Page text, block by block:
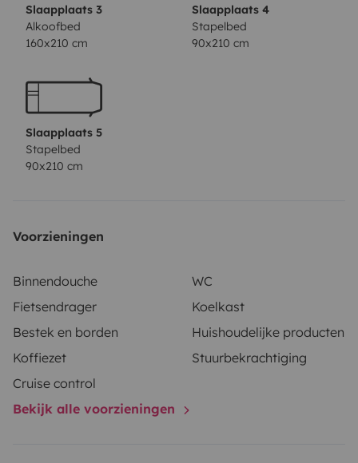
Slaapplaats 3
Alkoofbed
160x210 cm
Slaapplaats 4
Stapelbed
90x210 cm
Slaapplaats 5
Stapelbed
90x210 cm
Voorzieningen
Binnendouche
WC
Fietsendrager
Koelkast
Bestek en borden
Huishoudelijke producten
Koffiezet
Stuurbekrachtiging
Cruise control
Bekijk alle voorzieningen